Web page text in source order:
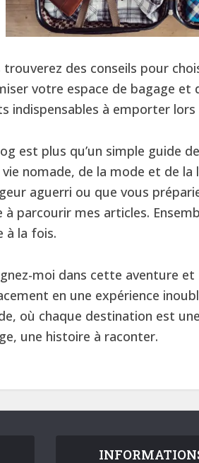
trouverez des conseils pour
votre espace de bagage et
indispensables à emporter lors
est plus qu’un simple guide
vie nomade, de la mode et de
aguerri ou que vous
à parcourir mes articles.
à la fois.
moi dans cette aventure
en une expérience
où chaque destination est
une histoire à raconter.